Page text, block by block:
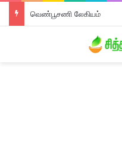
வெண்பூசணி லேகியம்